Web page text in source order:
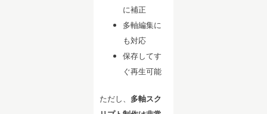
に補正
多軸編集に
も対応
保存してす
ぐ再生可能
ただし、 多軸スク